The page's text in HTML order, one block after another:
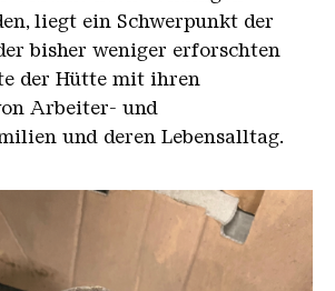
liegt ein Schwerpunkt der
bisher weniger erforschten
der Hütte mit ihren
Arbeiter- und
und deren Lebensalltag.